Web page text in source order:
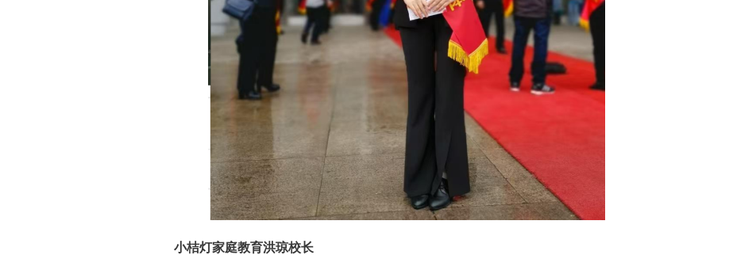
小桔灯家庭教育洪琼校长